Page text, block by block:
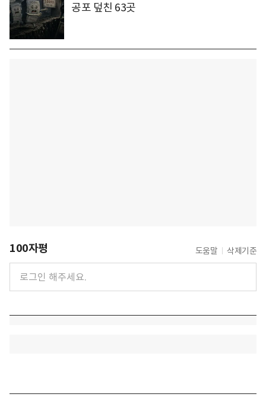
공포 덮친 63곳
100자평 도움말 삭제기준